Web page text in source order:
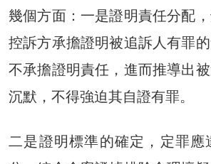
幾個方面：一是證明責任分配
控訴方承擔證明被追訴人有罪
不承擔證明責任，進而推導出
沉默，不得強迫其自證有罪。
二是證明標準的確定，定罪應